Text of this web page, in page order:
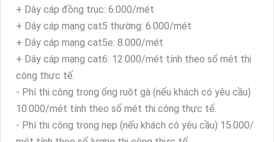
+ Dây cáp đồng trục: 6.000/mét
+ Dây cáp mạng cat5 thường: 6.000/mét
+ Dây cáp mạng cat5e: 8.000/mét
+ Dây cáp mạng cat6: 12.000/mét tính theo số mét thi
công thực tế.
- Phí thi công trong ống ruột gà (nếu khách có yêu cầu)
10.000/mét tính theo số mét thi công thực tế.
- Phí thi công trong nẹp (nếu khách có yêu cầu) 15.000/